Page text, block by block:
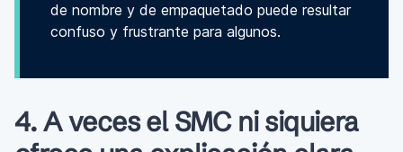
de nombre y de empaquetado puede resultar
confuso y frustrante para algunos.
4. A veces el SMC ni siquiera